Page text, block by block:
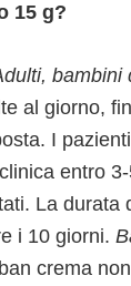
15 g?
bambini
al giorno,
I
entro
La durata
i 10 giorni.
crema